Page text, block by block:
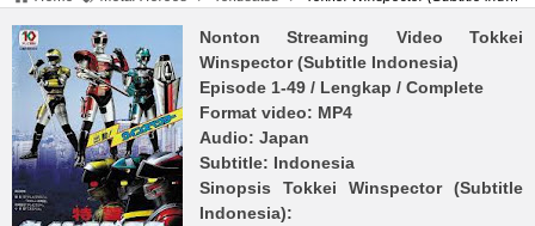
Nonton Streaming Video
Tokkei
Winspector (Subtitle Indonesia)
Episode 1-49 / Lengkap / Complete
Format video: MP4
Audio: Japan
Subtitle: Indonesia
Sinopsis Tokkei Winspector (Subtitle
Indonesia):